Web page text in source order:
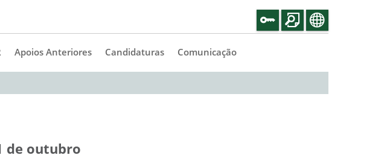
Apoios Anteriores Candidaturas Comunicação
de outubro